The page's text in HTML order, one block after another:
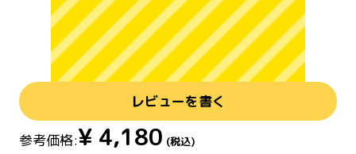
レビューを書く
参考価格:¥ 4,180 (税込)